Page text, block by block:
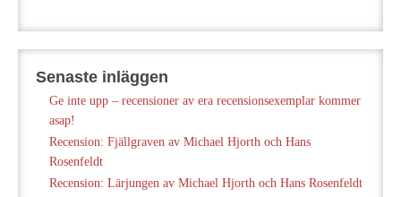
Senaste inläggen
Ge inte upp – recensioner av era recensionsexemplar kommer
asap!
Recension: Fjällgraven av Michael Hjorth och Hans
Rosenfeldt
Recension: Lärjungen av Michael Hjorth och Hans Rosenfeldt